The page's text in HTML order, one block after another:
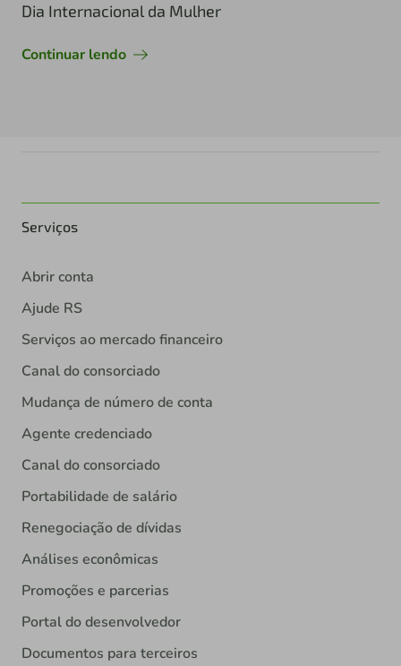
Dia Internacional da Mulher
Continuar lendo
Serviços
Abrir conta
Ajude RS
Serviços ao mercado financeiro
Canal do consorciado
Mudança de número de conta
Agente credenciado
Canal do consorciado
Portabilidade de salário
Renegociação de dívidas
Análises econômicas
Promoções e parcerias
Portal do desenvolvedor
Documentos para terceiros